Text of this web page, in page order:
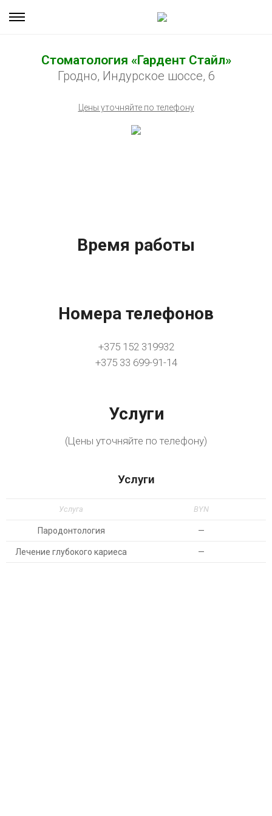
Стоматология «Гардент Стайл»
Гродно, Индурское шоссе, 6
Цены уточняйте по телефону
Время работы
Номера телефонов
+375 152 319932
+375 33 699-91-14
Услуги
(Цены уточняйте по телефону)
Услуги
Услуга BYN
Пародонтология —
Лечение глубокого кариеса —